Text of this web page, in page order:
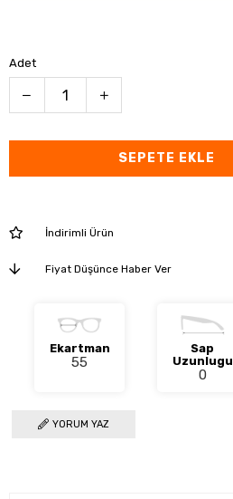
Adet
İndirimli Ürün
Fiyat Düşünce Haber Ver
Ekartman
55
Sap
Uzunlugu
0
YORUM YAZ